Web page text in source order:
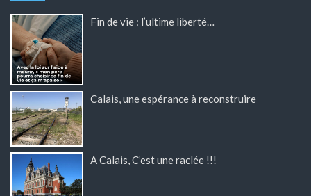
Fin de vie : l’ultime liberté…
Calais, une espérance à reconstruire
A Calais, C’est une raclée !!!